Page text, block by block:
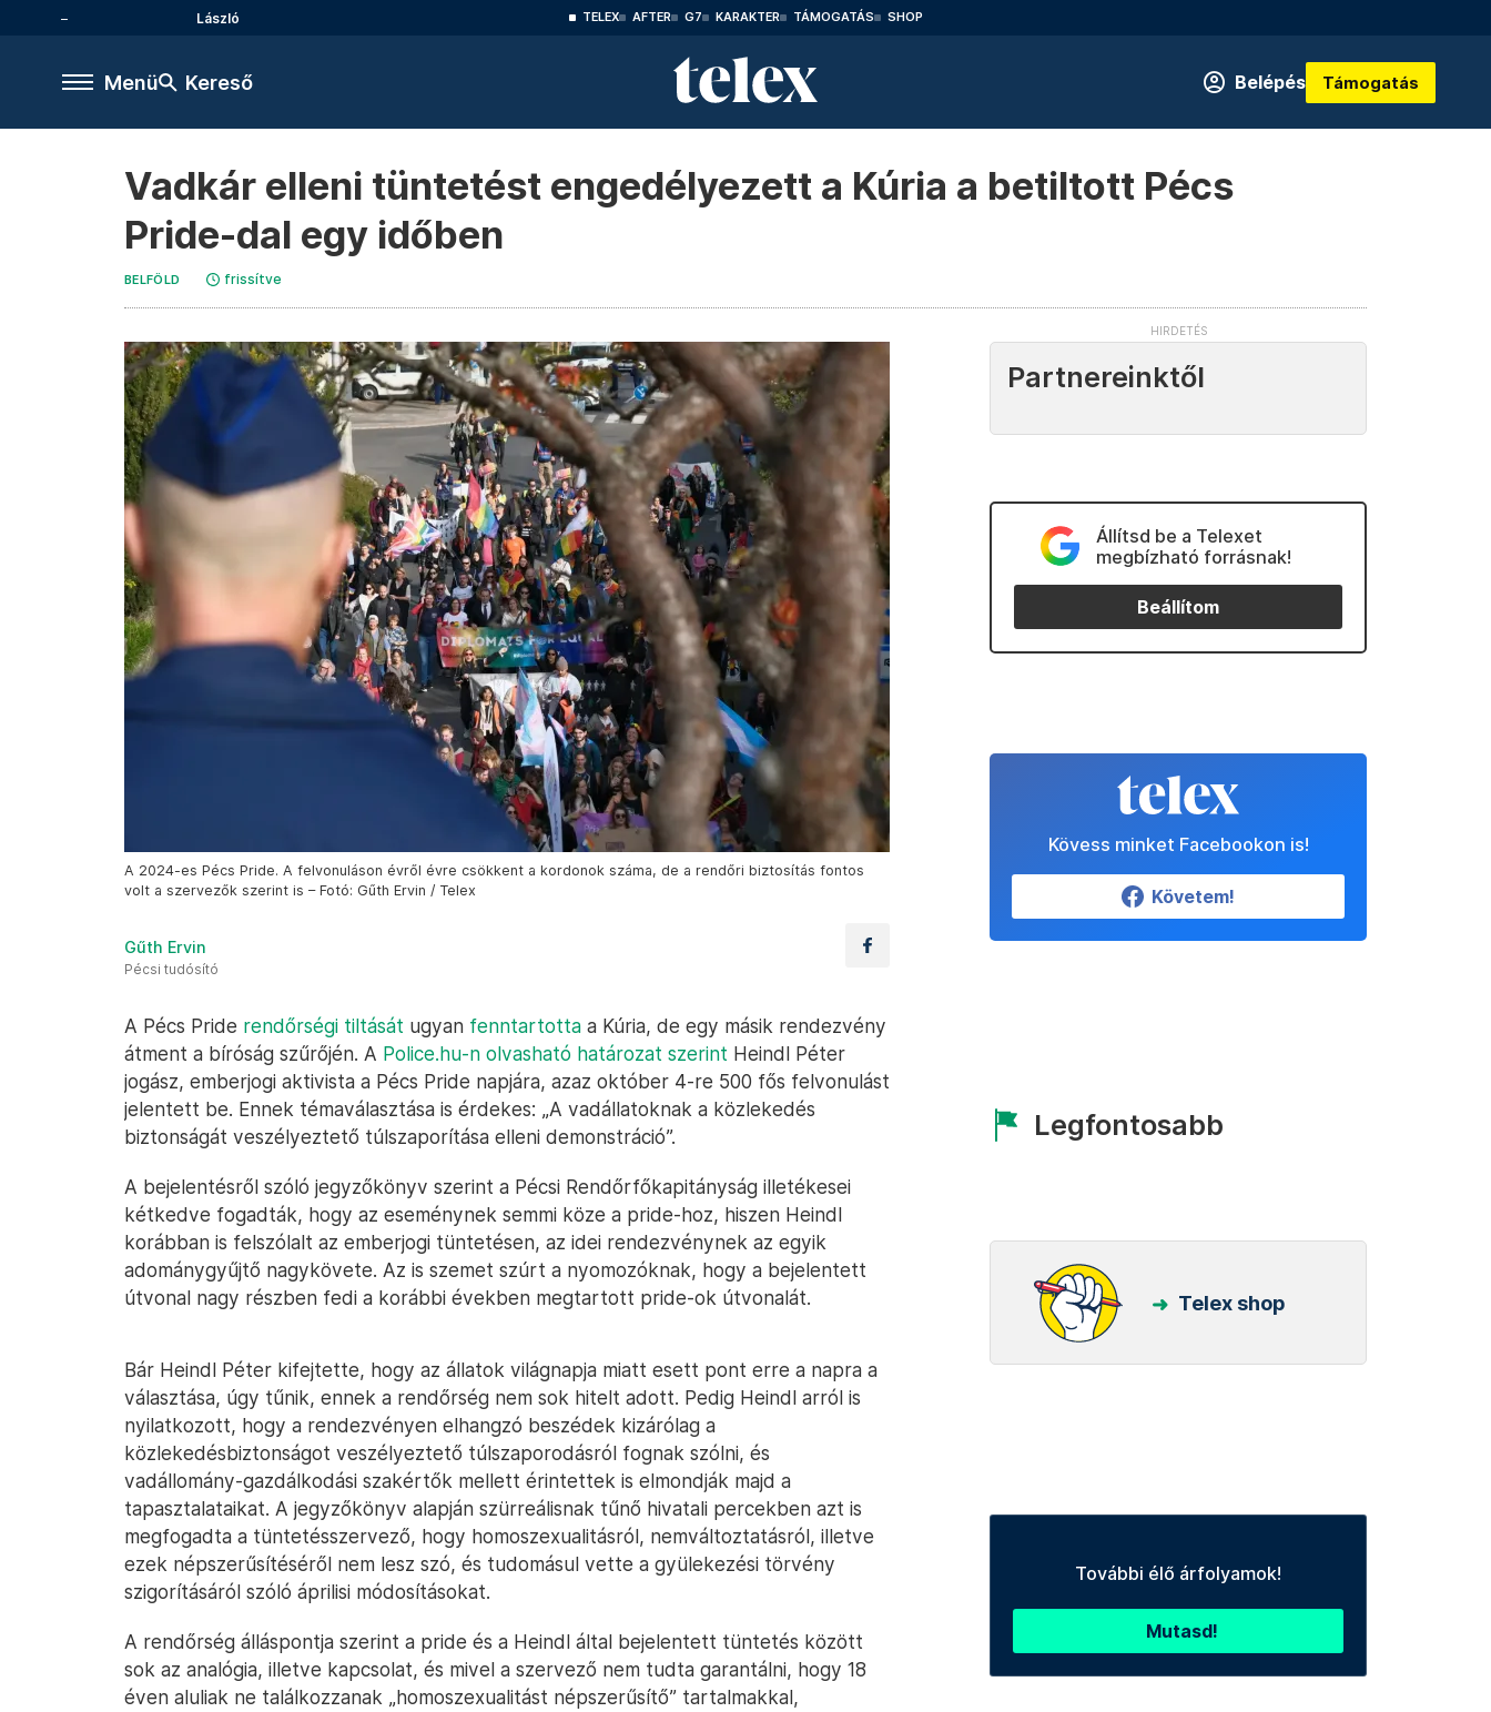
László TELEX AFTER G7 KARAKTER TÁMOGATÁS SHOP
Menü Kereső Belépés Támogatás
Vadkár elleni tüntetést engedélyezett a Kúria a betiltott Pécs
Pride-dal egy időben
BELFÖLD frissítve
A 2024-es Pécs Pride. A felvonuláson évről évre csökkent a kordonok száma, de a rendőri biztosítás fontos
volt a szervezők szerint is – Fotó: Gűth Ervin / Telex
Gűth Ervin
Pécsi tudósító
A Pécs Pride rendőrségi tiltását ugyan fenntartotta a Kúria, de egy másik rendezvény
átment a bíróság szűrőjén. A Police.hu-n olvasható határozat szerint Heindl Péter
jogász, emberjogi aktivista a Pécs Pride napjára, azaz október 4-re 500 fős felvonulást
jelentett be. Ennek témaválasztása is érdekes: „A vadállatoknak a közlekedés
biztonságát veszélyeztető túlszaporítása elleni demonstráció”.
A bejelentésről szóló jegyzőkönyv szerint a Pécsi Rendőrfőkapitányság illetékesei
kétkedve fogadták, hogy az eseménynek semmi köze a pride-hoz, hiszen Heindl
korábban is felszólalt az emberjogi tüntetésen, az idei rendezvénynek az egyik
adománygyűjtő nagykövete. Az is szemet szúrt a nyomozóknak, hogy a bejelentett
útvonal nagy részben fedi a korábbi években megtartott pride-ok útvonalát.
Bár Heindl Péter kifejtette, hogy az állatok világnapja miatt esett pont erre a napra a
választása, úgy tűnik, ennek a rendőrség nem sok hitelt adott. Pedig Heindl arról is
nyilatkozott, hogy a rendezvényen elhangzó beszédek kizárólag a
közlekedésbiztonságot veszélyeztető túlszaporodásról fognak szólni, és
vadállomány-gazdálkodási szakértők mellett érintettek is elmondják majd a
tapasztalataikat. A jegyzőkönyv alapján szürreálisnak tűnő hivatali percekben azt is
megfogadta a tüntetésszervező, hogy homoszexualitásról, nemváltoztatásról, illetve
ezek népszerűsítéséről nem lesz szó, és tudomásul vette a gyülekezési törvény
szigorításáról szóló áprilisi módosításokat.
A rendőrség álláspontja szerint a pride és a Heindl által bejelentett tüntetés között
sok az analógia, illetve kapcsolat, és mivel a szervező nem tudta garantálni, hogy 18
éven aluliak ne találkozzanak „homoszexualitást népszerűsítő” tartalmakkal,
Partnereinktől
Állítsd be a Telexet
megbízható forrásnak!
Beállítom
Kövess minket Facebookon is!
Követem!
Legfontosabb
Telex shop
További élő árfolyamok!
Mutasd!